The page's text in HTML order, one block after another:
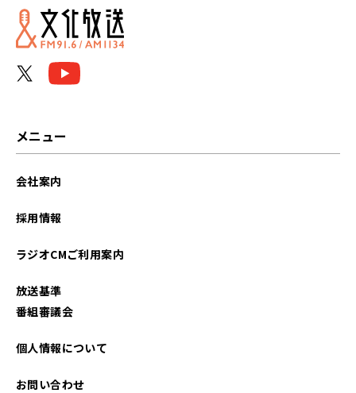
2026年05月
2022年03月
メニュー
会社案内
採用情報
ラジオCMご利用案内
放送基準
番組審議会
個人情報について
お問い合わせ